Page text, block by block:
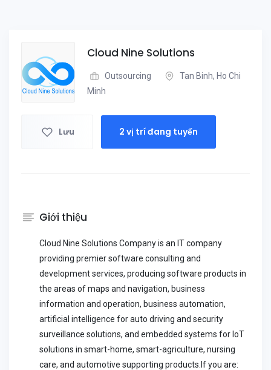
Cloud Nine Solutions
Outsourcing
Tan Binh, Ho Chi
Minh
Lưu 2 vị trí đang tuyển
Giới thiệu
Cloud Nine Solutions Company is an IT company
providing premier software consulting and
development services, producing software products in
the areas of maps and navigation, business
information and operation, business automation,
artificial intelligence for auto driving and security
surveillance solutions, and embedded systems for IoT
solutions in smart-home, smart-agriculture, nursing
care, and automotive supporting products.If you are: